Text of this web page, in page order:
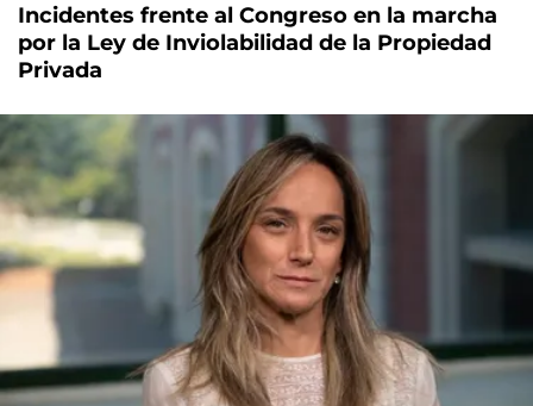
Incidentes frente al Congreso en la marcha
por la Ley de Inviolabilidad de la Propiedad
Privada